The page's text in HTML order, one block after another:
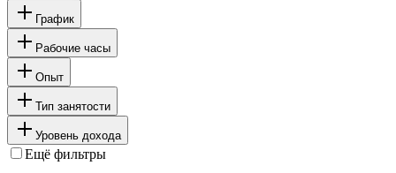
График
Рабочие часы
Опыт
Тип занятости
Уровень дохода
Ещё фильтры